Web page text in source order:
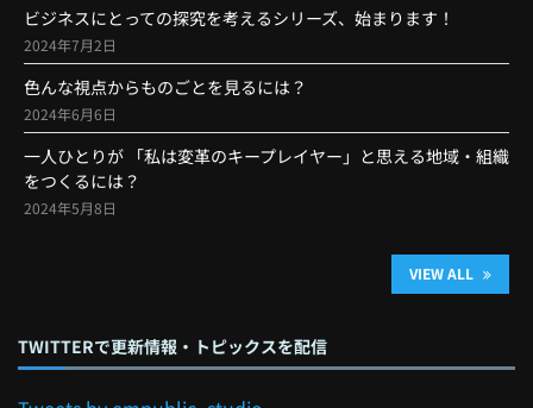
ビジネスにとっての探究を考えるシリーズ、始まります！
2024年7月2日
色んな視点からものごとを見るには？
2024年6月6日
一人ひとりが 「私は変革のキープレイヤー」と思える地域・組織
をつくるには？
2024年5月8日
VIEW ALL
TWITTERで更新情報・トピックスを配信